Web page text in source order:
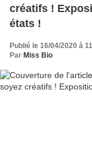
créatifs !
états !
Publié le 16/04/2020 à
Par Miss Bio